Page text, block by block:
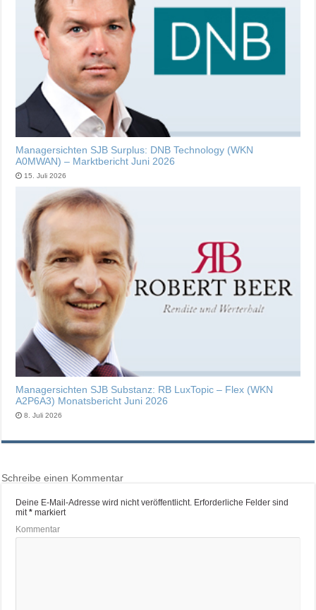
Managersichten SJB Surplus: DNB Technology (WKN
A0MWAN) – Marktbericht Juni 2026
15. Juli 2026
Managersichten SJB Substanz: RB LuxTopic – Flex (WKN
A2P6A3) Monatsbericht Juni 2026
8. Juli 2026
Schreibe einen Kommentar
Deine E-Mail-Adresse wird nicht veröffentlicht. Erforderliche Felder sind
mit* markiert
Kommentar